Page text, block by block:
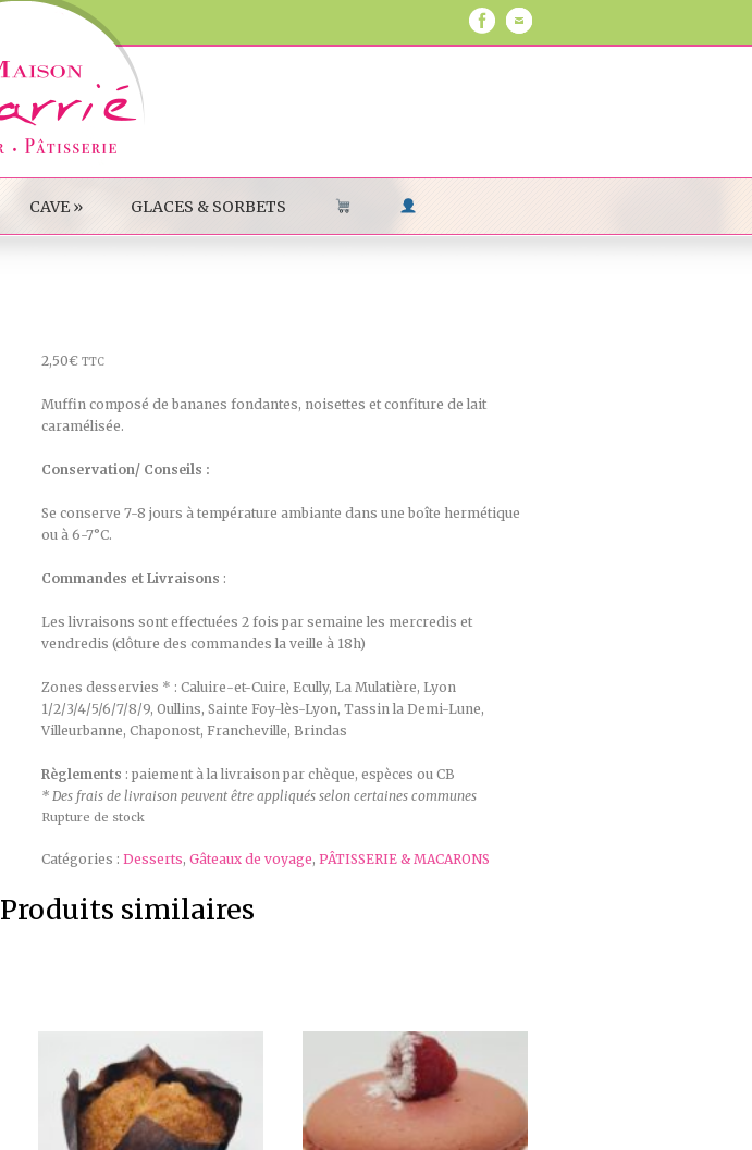
CAVE» GLACES & SORBETS
2,50€ TTC
Muffin composé de bananes fondantes, noisettes et confiture de lait
caramélisée.
Conservation/ Conseils :
Se conserve 7-8 jours à température ambiante dans une boîte hermétique
ou à 6-7°C.
Commandes et Livraisons :
Les livraisons sont effectuées 2 fois par semaine les mercredis et
vendredis (clôture des commandes la veille à 18h)
Zones desservies * : Caluire-et-Cuire, Ecully, La Mulatière, Lyon
1/2/3/4/5/6/7/8/9, Oullins, Sainte Foy-lès-Lyon, Tassin la Demi-Lune,
Villeurbanne, Chaponost, Francheville, Brindas
Règlements : paiement à la livraison par chèque, espèces ou CB
* Des frais de livraison peuvent être appliqués selon certaines communes
Rupture de stock
Catégories : Desserts, Gâteaux de voyage, PÂTISSERIE & MACARONS
Produits similaires